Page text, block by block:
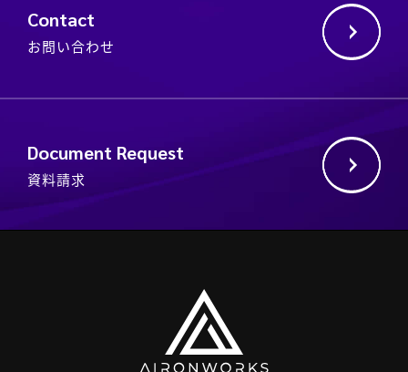
Contact
お問い合わせ
Document Request
資料請求